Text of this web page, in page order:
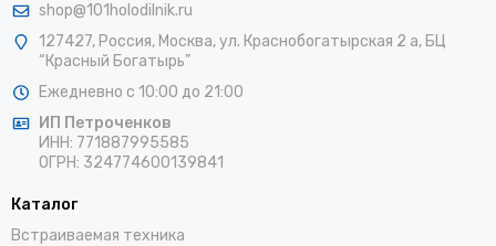
shop@101holodilnik.ru
127427, Россия, Москва,ул. Краснобогатырская 2 а, БЦ
“Красный Богатырь”
Ежедневно с 10:00 до 21:00
ИП Петроченков
ИНН: 771887995585
ОГРН: 324774600139841
Каталог
Встраиваемая техника